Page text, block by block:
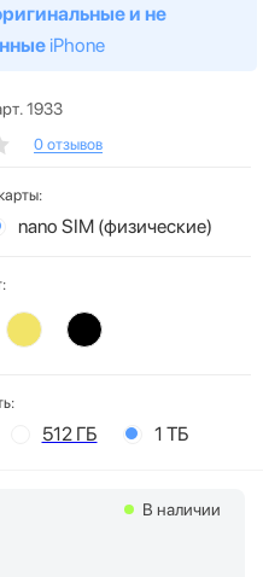
и не
iPhone
1933
0 отзывов
nano SIM (физические)
512 ГБ 1 ТБ
В наличии